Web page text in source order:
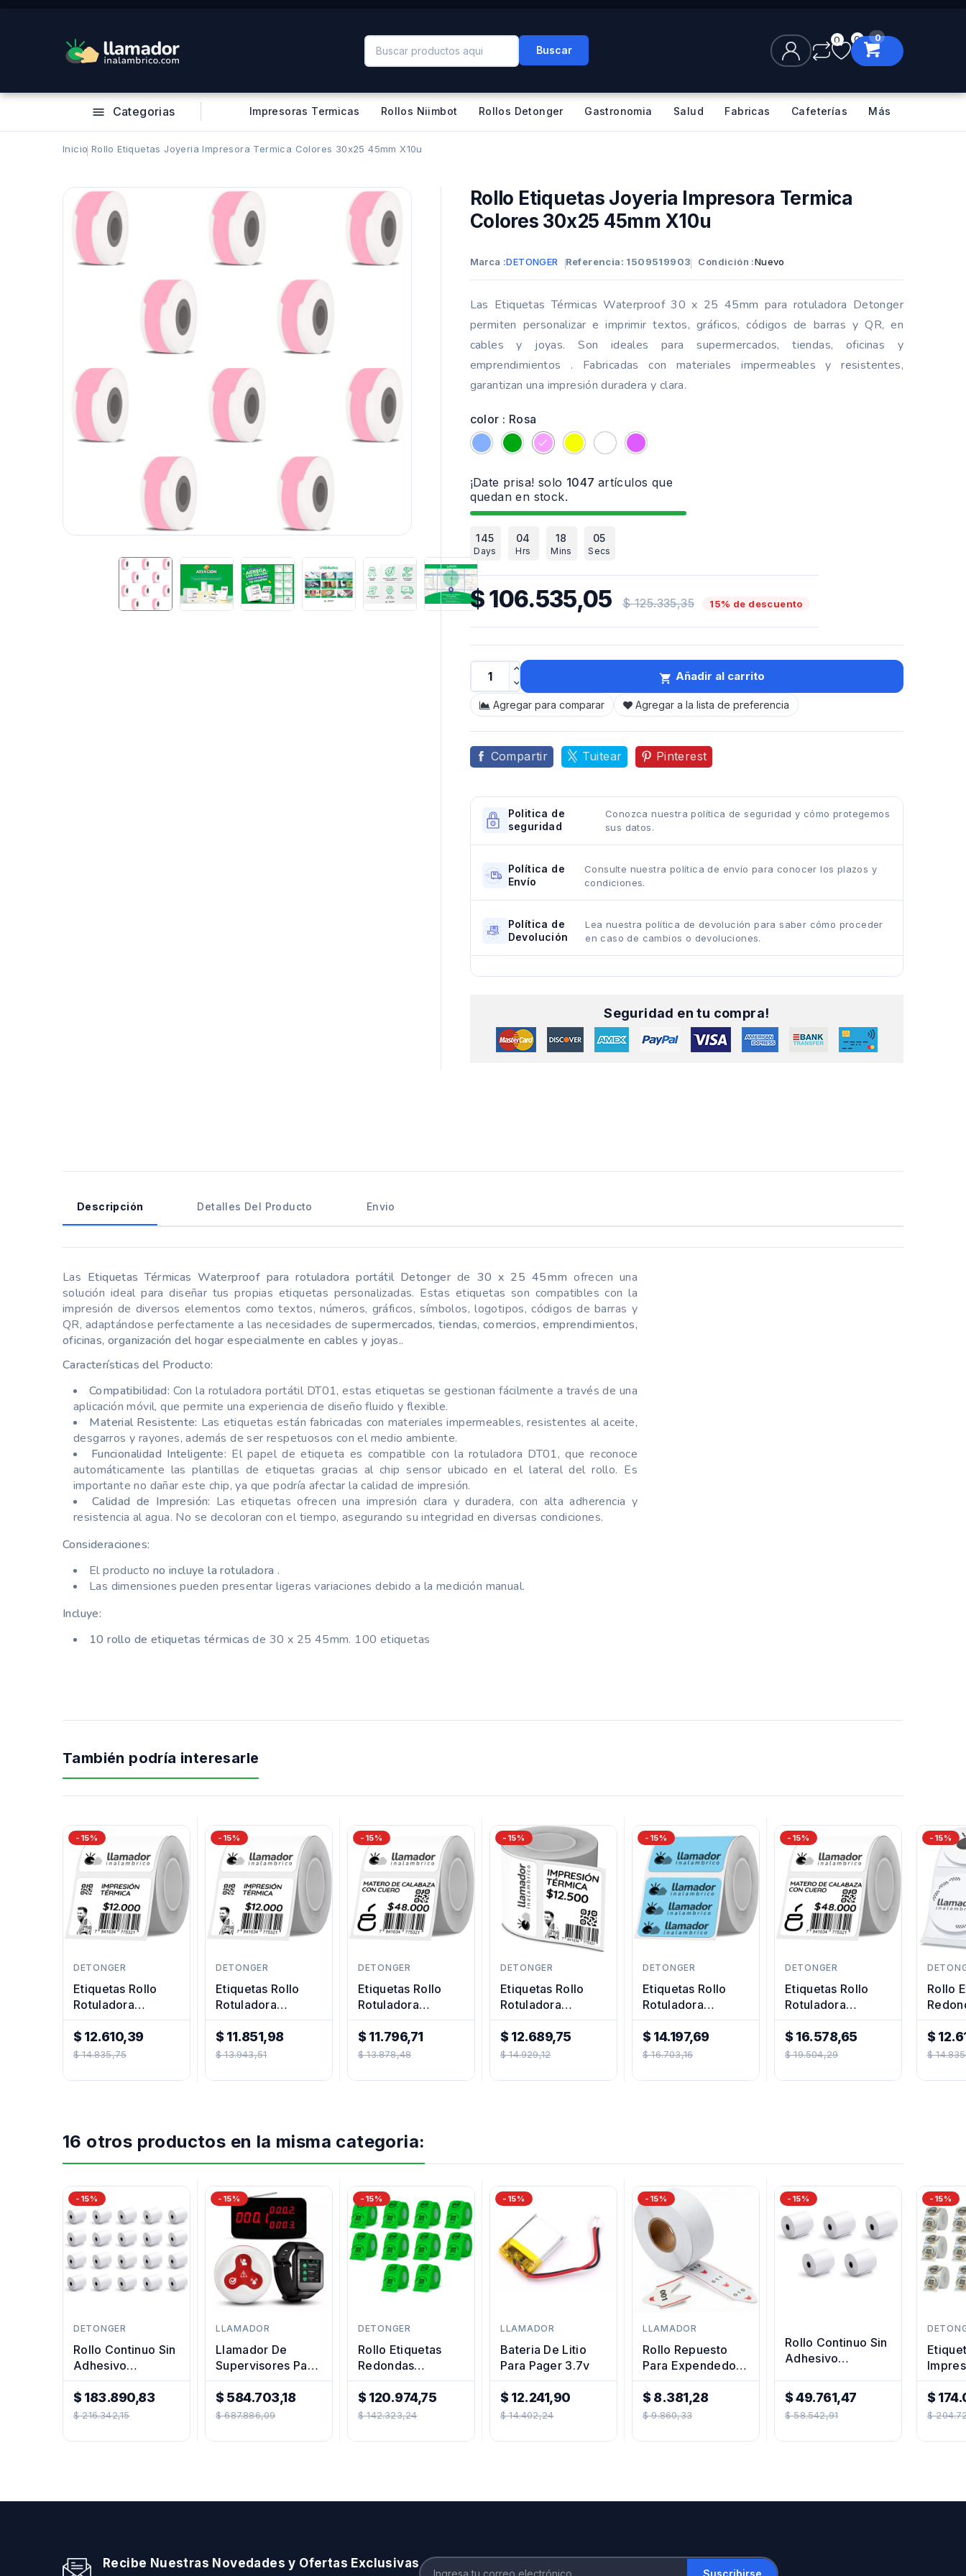
Buscar
0 0 0
 Categorias Impresoras Termicas Rollos Niimbot Rollos Detonger Gastronomia Salud Fabricas Cafeterías Más
Inicio Rollo Etiquetas Joyeria Impresora Termica Colores 30x25 45mm X10u

Rollo Etiquetas Joyeria Impresora Termica
Colores 30x25 45mm X10u
Marca :DETONGER Referencia: 1509519903 Condición :Nuevo
Las Etiquetas Térmicas Waterproof 30 x 25 45mm para rotuladora Detonger
permiten personalizar e imprimir textos, gráficos, códigos de barras y QR, en
cables y joyas. Son ideales para supermercados, tiendas, oficinas y
emprendimientos . Fabricadas con materiales impermeables y resistentes,
garantizan una impresión duradera y clara.
color : Rosa
Azul VerdeRosa AmarilloBlancoVioleta
¡Date prisa! solo 1047 artículos que
quedan en stock.
145
Days
04
Hrs
18
Mins
04
Secs
$ 106.535,05 $ 125.335,35 15% de descuento
 Añadir al carrito
Agregar para comparar Agregar a la lista de preferencia
Compartir Tuitear Pinterest
Politica de
seguridad
Conozca nuestra política de seguridad y cómo protegemos
sus datos.
Política de
Envío
Consulte nuestra política de envío para conocer los plazos y
condiciones.
Política de
Devolución
Lea nuestra política de devolución para saber cómo proceder
en caso de cambios o devoluciones.
Seguridad en tu compra!
Descripción Detalles Del Producto Envio
Las Etiquetas Térmicas Waterproof para rotuladora portátil Detongerde 30 x 25 45mm ofrecen una
solución ideal para diseñar tus propias etiquetas personalizadas. Estas etiquetas son compatibles con la
impresión de diversos elementos como textos, números, gráficos, símbolos, logotipos, códigos de barras y
QR, adaptándose perfectamente a las necesidades desupermercados, tiendas, comercios, emprendimientos,
oficinas, organización del hogar especialmente en cables y joyas..
Características del Producto:
Compatibilidad: Con la rotuladora portátil DT01, estas etiquetas se gestionan fácilmente a través de una
aplicación móvil, que permite una experiencia de diseño fluido y flexible.
Material Resistente: Las etiquetas están fabricadas con materiales impermeables, resistentes al aceite,
desgarros y rayones, además de ser respetuosos con el medio ambiente.
Funcionalidad Inteligente: El papel de etiqueta es compatible con la rotuladora DT01, que reconoce
automáticamente las plantillas de etiquetas gracias al chip sensor ubicado en el lateral del rollo. Es
importante no dañar este chip, ya que podría afectar la calidad de impresión.
Calidad de Impresión: Las etiquetas ofrecen una impresión clara y duradera, con alta adherencia y
resistencia al agua. No se decoloran con el tiempo, asegurando su integridad en diversas condiciones.
Consideraciones:
El producto no incluye la rotuladora .
Las dimensiones pueden presentar ligeras variaciones debido a la medición manual.
Incluye:
10 rollo de etiquetas térmicas de 30 x 25 45mm. 100 etiquetas
También podría interesarle
-15%
DETONGER
Etiquetas Rollo
Rotuladora
Impresora
Termica 30x15mm
$ 12.610,39
Precio
$ 14.835,75
-15%
DETONGER
Etiquetas Rollo
Rotuladora
Impresora
Termica
40x30mm
$ 11.851,98
Precio
$ 13.943,51
-15%
DETONGER
Etiquetas Rollo
Rotuladora
Impresora
Termica
40x60mm
$ 11.796,71
Precio
$ 13.878,48
-15%
DETONGER
Etiquetas Rollo
Rotuladora
Impresora
Termica
50x80mm
$ 12.689,75
Precio
$ 14.929,12
-15%
DETONGER
Etiquetas Rollo
Rotuladora
Impresora
Termica
50x50mm
$ 14.197,69
Precio
$ 16.703,16
-15%
DETONGER
Etiquetas Rollo
Rotuladora
Impresora
Termica 50x50
Transpare
$ 16.578,65
Precio
$ 19.504,29
-15%
Rollo
$
$
16 otros productos en la misma categoria:
-15%
DETONGER
Rollo Continuo Sin
Adhesivo
50mmx10mt
Impresora
Termica X20u
$ 183.890,83
Precio
$ 216.342,15
-15%
LLAMADOR
Llamador De
Supervisores Para
Fabricas, Plantas
Industriales
$ 584.703,18
Precio
$ 687.886,09
-15%
DETONGER
Rollo Etiquetas
Redondas
Rotuladora 50mm
Colores X10u
$ 120.974,75
Precio
$ 142.323,24
-15%
LLAMADOR
Bateria De Litio
Para Pager 3.7v
$ 12.241,90
Precio
$ 14.402,24
-15%
LLAMADOR
Rollo Repuesto
Para Expendedor
De Números
Turnos
$ 8.381,28
Precio
$ 9.860,33
-15%
Rollo Continuo Sin
Adhesivo
Impresora
Termica X5u
$ 49.761,47
Precio
$ 58.542,91
-15%
50mm
X10u
$
$
Recibe Nuestras Novedades y Ofertas Exclusivas